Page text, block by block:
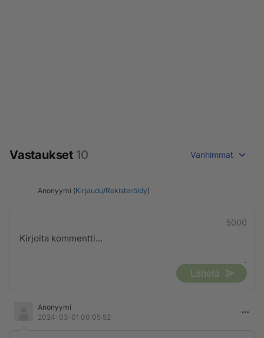
Vastaukset 10 Vanhimmat
Anonyymi (Kirjaudu/Rekisteröidy)
5000
Lähetä
Anonyymi
2024-03-01 00:05:52